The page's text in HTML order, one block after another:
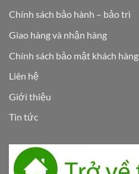
Chính sách bảo hành – bảo trì
Giao hàng và nhận hàng
Chính sách bảo mật khách hàng
Liên hệ
Giới thiệu
Tin tức